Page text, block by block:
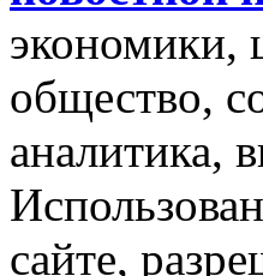
экономики,
общество,
аналитика,
сайте,